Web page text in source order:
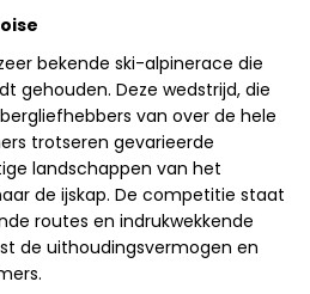
bekende ski-alpinerace die
gehouden. Deze wedstrijd, die
van over de hele
trotseren gevarieerde
landschappen van het
de ijskap. De competitie staat
routes en indrukwekkende
de uithoudingsvermogen en